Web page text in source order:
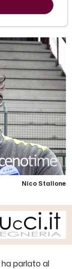
Nico Stallone
ha parlato al